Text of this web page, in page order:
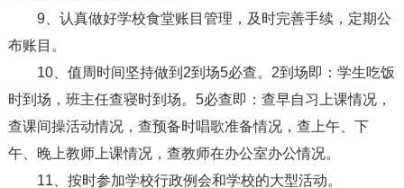
9、认真做好学校食堂账目管理，及时完善手续，定期公
布账目。
10、值周时间坚持做到2到场5必查。2到场即：学生吃饭
时到场，班主任查寝时到场。5必查即：查早自习上课情况，
查课间操活动情况，查预备时唱歌准备情况，查上午、下
午、晚上教师上课情况，查教师在办公室办公情况。
11、按时参加学校行政例会和学校的大型活动。